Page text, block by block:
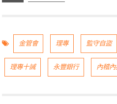
金管會 理專 監守自盜
理專十誡 永豐銀行 內稽